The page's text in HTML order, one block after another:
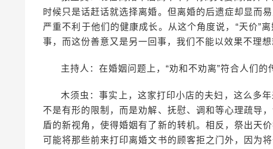
时候只是话赶话就选择离婚。但离婚的后遗症却显而
严重不利于他们的健康成长。从这个角度说，“天价”
事，而这份善意又是另一回事，我们不能以效果不理
主持人：在婚姻问题上，“劝和不劝离”符合人们
木须虫：事实上，这家打印小店的夫妇，这么多
不是有形的限制，而是劝解、抚慰、调和等心理疏导
盾的新视角，使得婚姻有了新的转机。相反，祭出天
可能将那些前来打印离婚文书的顾客拒之门外，因为